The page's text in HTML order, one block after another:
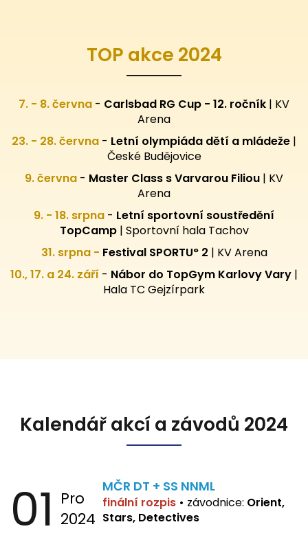
TOP akce 2024
7. - 8. června - Carlsbad RG Cup - 12. ročník | KV
Arena
23. - 28. června - Letní olympiáda dětí a mládeže |
České Budějovice
9. června - Master Class s Varvarou Filiou | KV
Arena
9. - 18. srpna - Letní sportovní soustředění
TopCamp| Sportovní hala Tachov
31. srpna - Festival SPORTU° 2 | KV Arena
10., 17. a 24. září - Nábor do TopGym Karlovy Vary |
Hala TC Gejzírpark
Kalendář akcí a závodů 2024
01 Pro
2024
MČR DT + SS NNML
finální rozpis • závodnice: Orient,
Stars, Detectives